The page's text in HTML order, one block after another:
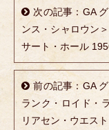
次の記事：GA
ンス・シャロウン
サート・ホール
前の記事：GA
ランク・ロイド・
リアセン・ウエス